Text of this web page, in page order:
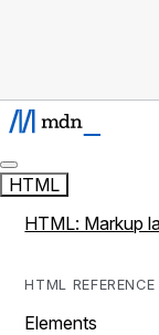
HTML
HTML: Markup
HTML REFERENCE
Elements